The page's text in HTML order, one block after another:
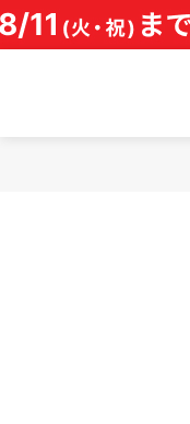
コ
ン
テ